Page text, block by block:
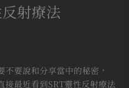
射療法
要說和分享當中的秘密，
接最近看到SRT靈性反射療法